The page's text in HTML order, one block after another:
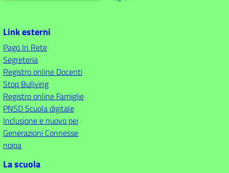
Link esterni
Pago In Rete
Segreteria
Registro online Docenti
Stop Bullying
Registro online Famiglie
PNSD Scuola digitale
Inclusione e nuovo pei
Generazioni Connesse
noipa
La scuola